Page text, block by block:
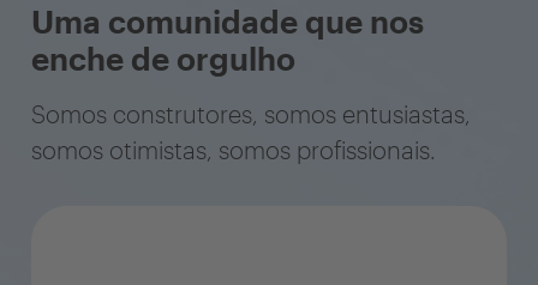
Uma comunidade que nos
enche de orgulho
Somos construtores, somos entusiastas,
somos otimistas, somos profissionais.